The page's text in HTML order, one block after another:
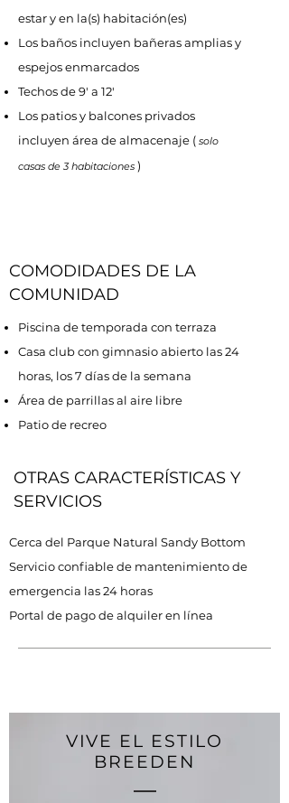
estar y en la(s) habitación(es)
Los baños incluyen bañeras amplias y
espejos enmarcados
Techos de 9' a 12'
Los patios y balcones privados
incluyen área de almacenaje ( solo
casas de 3 habitaciones )
COMODIDADES DE LA
COMUNIDAD
Piscina de temporada con terraza
Casa club con gimnasio abierto las 24
horas, los 7 días de la semana
Área de parrillas al aire libre
Patio de recreo
OTRAS CARACTERÍSTICAS Y
SERVICIOS
Cerca del Parque Natural Sandy Bottom
Servicio confiable de mantenimiento de
emergencia las 24 horas
Portal de pago de alquiler en línea
VIVE EL ESTILO
BREEDEN